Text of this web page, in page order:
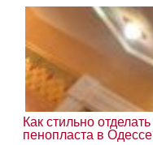
Как стильно
пенопласта в